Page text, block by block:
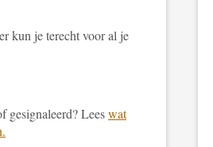
kun je terecht voor al je
gesignaleerd? Leeswat